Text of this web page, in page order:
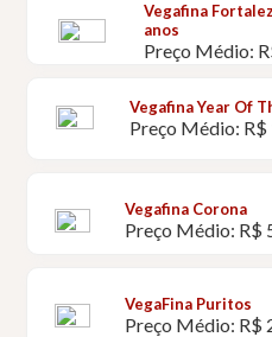
Vegafina
anos
Preço Médio:
Vegafina Year Of
Preço Médio: R$
Vegafina Corona
Preço Médio: R$
VegaFina Puritos
Preço Médio: R$